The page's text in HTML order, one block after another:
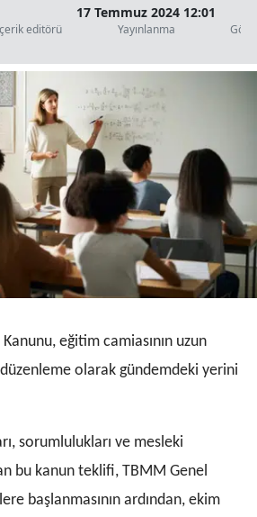
editörü
17 Temmuz 2024 12:01
Yayınlanma
eğitim camiasının uzun
olarak gündemdeki yerini
sorumlulukları ve mesleki
bu kanun teklifi, TBMM Genel
başlanmasının ardından, ekim